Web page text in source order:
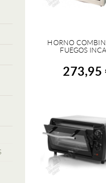
ACHETER
HORNO
FUEGOS
273,95